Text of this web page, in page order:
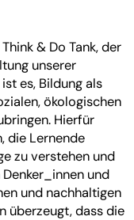
& Do Tank, der
unserer
es, Bildung als
ökologischen
Hierfür
die Lernende
zu verstehen und
und
und nachhaltigen
überzeugt, dass die